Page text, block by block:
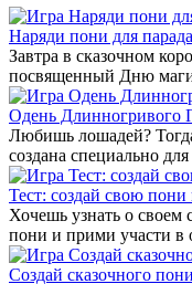
Наряди пони для парада
Завтра в сказочном
посвященный Дню
Одень Длинногривого
Любишь лошадей?
создана специально
Тест: создай свою
Хочешь узнать о своем
пони и прими участи в
Создай сказочного пони